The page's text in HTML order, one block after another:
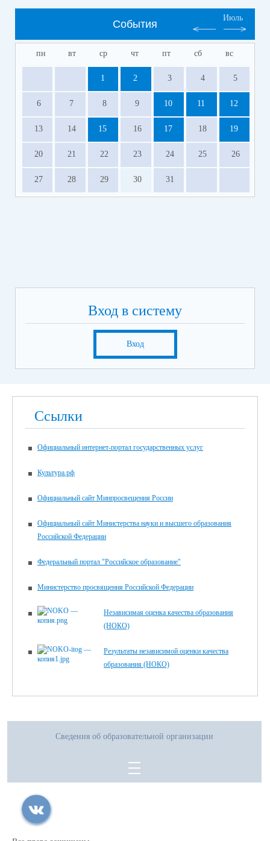
События
Июль
пн вт ср чт пт сб вс
1 2 3 4 5
6 7 8 9 10 11 12
13 14 15 16 17 18 19
20 21 22 23 24 25 26
27 28 29 30 31
Вход в систему
Вход
Ссылки
Официальный интернет-портал государственных услуг
Культура.рф
Официальный сайт Минпросвещения России
Официальный сайт Министерства науки и высшего образования
Российской Федерации
Федеральный портал "Российское образование"
Министерство просвящения Российской Федерации
Независимая оценка качества образования
(НОКО)
Результаты независимой оценки качества
образования (НОКО)
Сведения об образовательной организации